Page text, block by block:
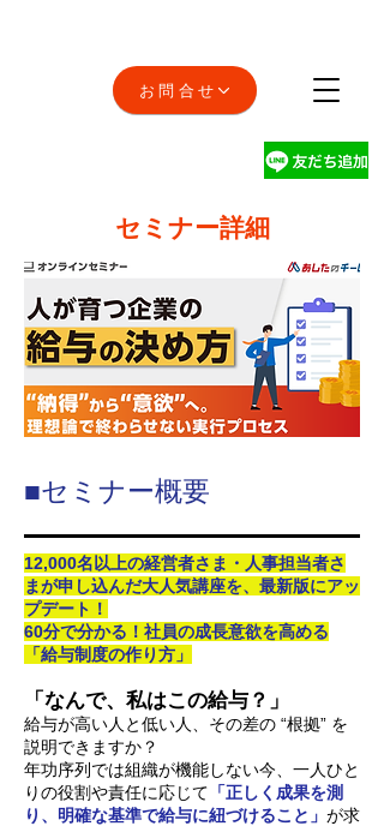
お問合せ
セミナー詳細
■セミナー概要
12,000名以上の経営者さま・人事担当者さ
まが申し込んだ大人気講座を、最新版にアッ
プデート！
60分で分かる！社員の成長意欲を高める
「給与制度の作り方」
「なんで、私はこの給与？」
給与が高い人と低い人、その差の “根拠” を
説明できますか？
年功序列では組織が機能しない今、一人ひと
りの役割や責任に応じて 「正しく成果を測
り、明確な基準で給与に紐づけること」 が求